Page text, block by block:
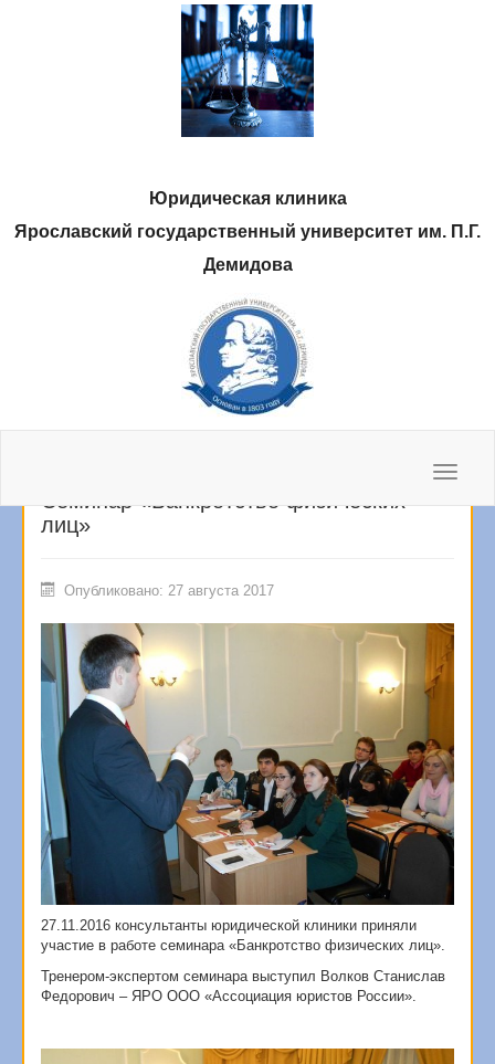
Юридическая клиника
Ярославский государственный университет им. П.Г.
Демидова
Toggle
Нас спрашивают, мы отвечаем
Методические материалы
Семинар «Банкротство физических
лиц»
Опубликовано: 27 августа 2017
27.11.2016 консультанты юридической клиники приняли
участие в работе семинара «Банкротство физических лиц».
Тренером-экспертом семинара выступил Волков Станислав
Федорович – ЯРО ООО «Ассоциация юристов России».